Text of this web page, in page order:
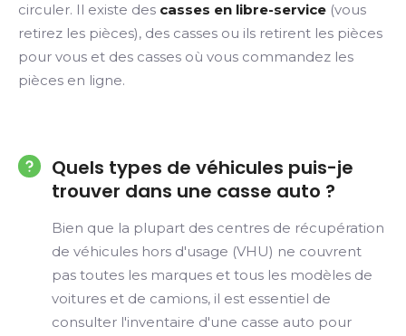
circuler. Il existe des casses en libre-service (vous
retirez les pièces), des casses ou ils retirent les pièces
pour vous et des casses où vous commandez les
pièces en ligne.
Quels types de véhicules puis-je
trouver dans une casse auto ?
Bien que la plupart des centres de récupération
de véhicules hors d'usage (VHU) ne couvrent
pas toutes les marques et tous les modèles de
voitures et de camions, il est essentiel de
consulter l'inventaire d'une casse auto pour